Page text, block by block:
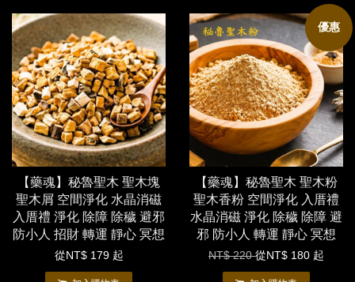
【藥魂】秘魯聖木 聖木塊
聖木屑 空間淨化 水晶消磁
入厝禮 淨化 除障 除穢 避邪
防小人 招財 轉運 靜心 冥想
從 NT$ 179 起
優惠
【藥魂】秘魯聖木 聖木粉
聖木香粉 空間淨化 入厝禮
水晶消磁 淨化 除穢 除障 避
邪 防小人 轉運 靜心 冥想
NT$ 220從 NT$ 180 起